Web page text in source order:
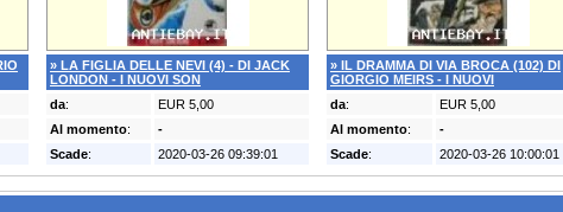
» LA FIGLIA DELLE NEVI (4) - DI JACK
LONDON - I NUOVI SON
da:
EUR 5,00
Al momento:
-
Scade: 2020-03-26 09:39:01
» IL DRAMMA DI VIA BROCA (102) DI
GIORGIO MEIRS - I NUOVI
da:
EUR 5,00
Al momento:
-
Scade: 2020-03-26 10:00:01